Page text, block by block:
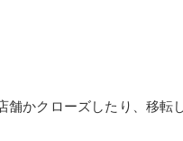
舗かクローズしたり、移